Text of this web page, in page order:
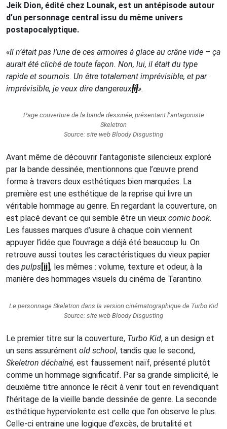
Jeik Dion, édité chez Lounak, est un antépisode autour
d’un personnage central issu du même univers
postapocalyptique.
«Il n’était pas l’une de ces armoires à glace au crâne vide – ça
aurait été cliché de toute façon. Non, lui, il était du type
rapide et sournois. Un être totalement imprévisible, et par
imprévisible, je veux dire dangereux[i]».
Page couverture de la bande dessinée, présentant l’antagoniste
Skeletron
Source: site web Bloody Disgusting
Avant même de découvrir l’antagoniste silencieux exploré
par la bande dessinée, mentionnons que l’œuvre prend
forme à travers deux esthétiques bien marquées. La
première est une esthétique de la reprise qui livre un
véritable hommage au genre. En regardant la couverture, on
est placé devant ce qui semble être un vieux comic book.
Les fausses marques d’usure à chaque coin viennent
appuyer l’idée que l’ouvrage a déjà été beaucoup lu. On
retrouve aussi toutes les caractéristiques du vieux papier
des pulps [ii] , les mêmes : volume, texture et odeur, à la
manière des hommages visuels du cinéma de Tarantino.
Le personnage Skeletron dans la version cinématographique de Turbo Kid
Source: site web Bloody Disgusting
Le premier titre sur la couverture, Turbo Kid, a un design et
un sens assurément old school, tandis que le second,
Skeletron déchaîné, est faussement naïf, présenté plutôt
comme un hommage significatif. Par sa grande simplicité, le
deuxième titre annonce le récit à venir tout en revendiquant
l’héritage de la vieille bande dessinée de genre. La seconde
esthétique hyperviolente est celle que l’on observe le plus.
Celle-ci entraine une logique d’excès, de brutalité et